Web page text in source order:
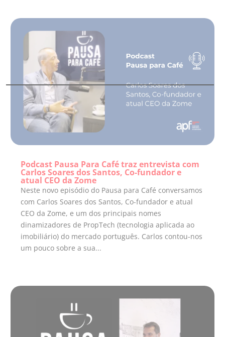
Podcast Pausa Para Café traz entrevista com
Carlos Soares dos Santos, Co-fundador e
atual CEO da Zome
Neste novo episódio do Pausa para Café conversamos
com Carlos Soares dos Santos, Co-fundador e atual
CEO da Zome, e um dos principais nomes
dinamizadores de PropTech (tecnologia aplicada ao
imobiliário) do mercado português. Carlos contou-nos
um pouco sobre a sua...